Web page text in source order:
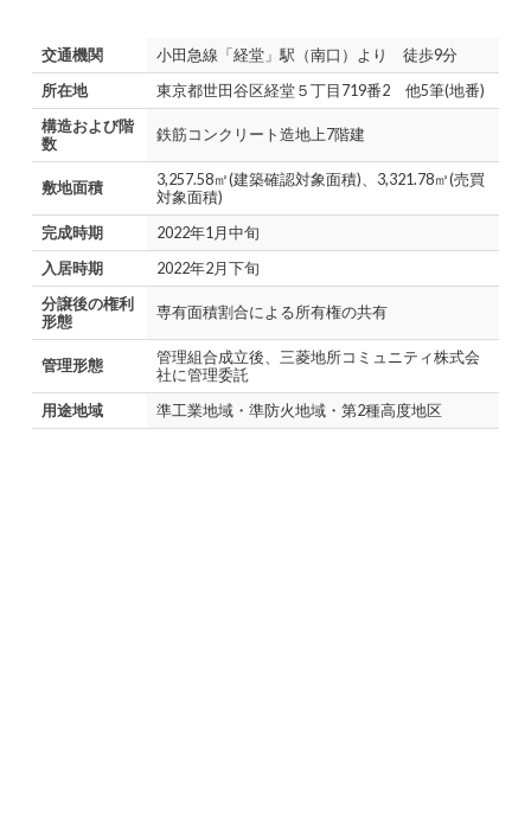
交通機関
小田急線「経堂」駅（南口）より 徒歩9分
所在地
東京都世田谷区経堂５丁目719番2 他5筆(地番)
構造および階
数
鉄筋コンクリート造地上7階建
敷地面積
3,257.58㎡(建築確認対象面積)、3,321.78㎡(売買
対象面積)
完成時期
2022年1月中旬
入居時期
2022年2月下旬
分譲後の権利
形態
専有面積割合による所有権の共有
管理形態
管理組合成立後、三菱地所コミュニティ株式会
社に管理委託
用途地域
準工業地域・準防火地域・第2種高度地区